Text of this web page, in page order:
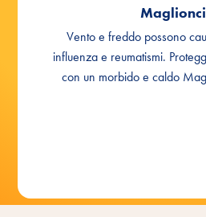
Vento e freddo possono
influenza e reumatismi.
con un morbido e caldo